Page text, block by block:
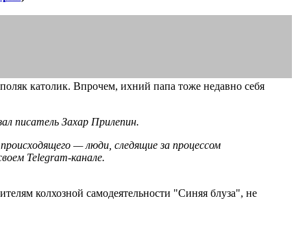
католик. Впрочем, ихний папа тоже недавно себя
писатель Захар Прилепин.
— люди, следящие за процессом
Telegram-канале.
колхозной самодеятельности "Синяя блуза", не